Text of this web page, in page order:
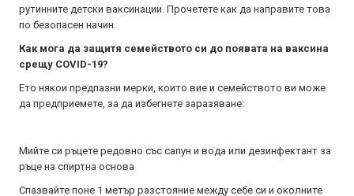
рутинните детски ваксинации. Прочетете как да направите това
по безопасен начин.
Как мога да защитя семейството си до появата на ваксина
срещу COVID-19?
Ето някои предпазни мерки, които вие и семейството ви може
да предприемете, за да избегнете заразяване:
Мийте си ръцете редовно със сапун и вода или дезинфектант за
ръце на спиртна основа
Спазвайте поне 1 метър разстояние между себе си и околните